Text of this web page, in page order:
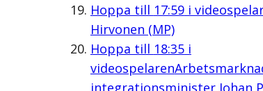
Hoppa till 17:59i
Hirvonen (MP)
Hoppa till 18:35i
videospelaren
integrationsminister Johan